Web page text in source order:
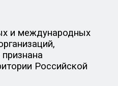
и международных
Российской